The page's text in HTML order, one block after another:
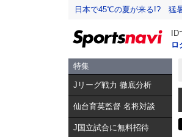
日本で45℃の夏が来る!? 猛
ロ
特集
Jリーグ戦力 徹底分析
仙台育英監督 名将対談
J国立試合に無料招待